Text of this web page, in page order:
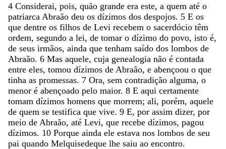
4 Considerai, pois, quão grande era este, a quem até o
patriarca Abraão deu os dízimos dos despojos. 5 E os
que dentre os filhos de Levi recebem o sacerdócio têm
ordem, segundo a lei, de tomar o dízimo do povo, isto é,
de seus irmãos, ainda que tenham saído dos lombos de
Abraão. 6 Mas aquele, cuja genealogia não é contada
entre eles, tomou dízimos de Abraão, e abençoou o que
tinha as promessas. 7 Ora, sem contradição alguma, o
menor é abençoado pelo maior. 8 E aqui certamente
tomam dízimos homens que morrem; ali, porém, aquele
de quem se testifica que vive. 9 E, por assim dizer, por
meio de Abraão, até Levi, que recebe dízimos, pagou
dízimos. 10 Porque ainda ele estava nos lombos de seu
pai quando Melquisedeque lhe saiu ao encontro.